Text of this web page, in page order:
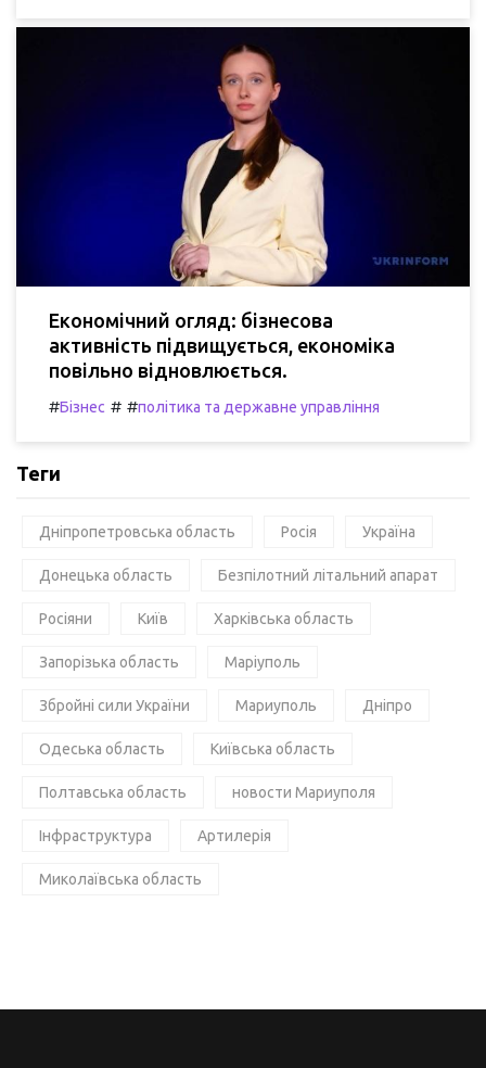
Економічний огляд: бізнесова
активність підвищується, економіка
повільно відновлюється.
#Бізнес # #політика та державне управління
Теги
Дніпропетровська область Росія Україна
Донецька область Безпілотний літальний апарат
Росіяни Київ Харківська область
Запорізька область Маріуполь
Збройні сили України Мариуполь Дніпро
Одеська область Київська область
Полтавська область новости Мариуполя
Інфраструктура Артилерія
Миколаївська область